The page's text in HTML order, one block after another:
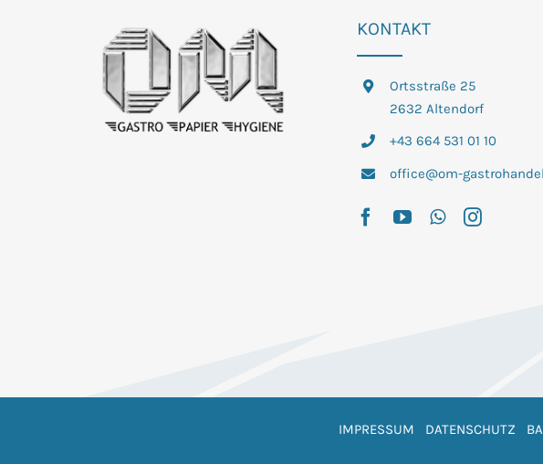
KONTAKT
Ortsstraße 25
2632 Altendorf
+43 664 531 01 10
office@om-
IMPRESSUM DATENSCHUTZ